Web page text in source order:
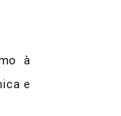
à
e